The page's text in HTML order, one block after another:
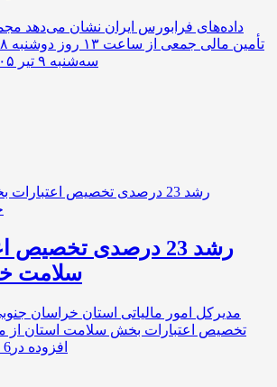
داده‌های فرابورس ایران نشان می‌دهد
سه‌شنبه ۹ تیر ۱۴۰۵، به ۳۰۹ میلیارد و
رشد 23 درصدی
سلامت
تخصیص اعتبارات بخش سلامت استان از
افزوده در6 ماهه سال جاری خبر